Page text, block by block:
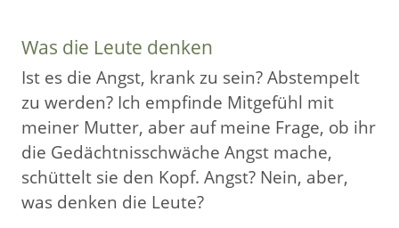
Was die Leute denken
Ist es die Angst, krank zu sein? Abstempelt
zu werden? Ich empfinde Mitgefühl mit
meiner Mutter, aber auf meine Frage, ob ihr
die Gedächtnisschwäche Angst mache,
schüttelt sie den Kopf. Angst? Nein, aber,
was denken die Leute?